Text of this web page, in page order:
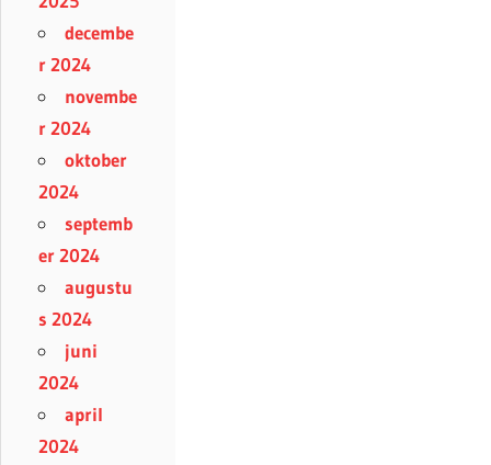
decembe
r 2024
novembe
r 2024
oktober
2024
septemb
er 2024
augustu
s 2024
juni
2024
april
2024